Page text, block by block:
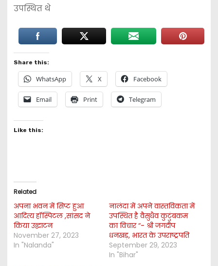
उपस्थित थे
Share this:
WhatsApp X Facebook
Email Print Telegram
Like this:
Related
अपना भवन में सिप्ट हुआ
आदित्य हॉस्पिटल ,सांसद ने
किया उद्घाटन
November 27, 2023
In "Nalanda"
नालंदा में अपने वास्तविकता में
उपस्थित है वैसुधैव कुटुंबकम
का विचार “- श्री जगदीप
धनखड़, भारत के उपराष्ट्रपति
September 29, 2023
In "Bihar"